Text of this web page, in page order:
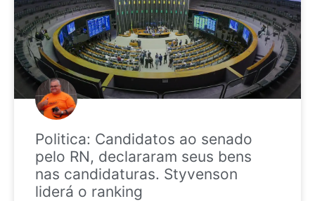
Politica: Candidatos ao senado
pelo RN, declararam seus bens
nas candidaturas. Styvenson
liderá o ranking